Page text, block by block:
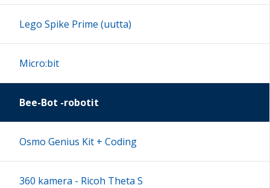
16:00
17:00
18:00
Lego Spike Prime (uutta)
Micro:bit
Bee-Bot -robotit
Osmo Genius Kit + Coding
360 kamera - Ricoh Theta S